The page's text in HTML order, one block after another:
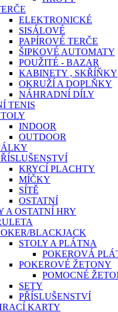
ELEKTRONICKÉ
SISÁLOVÉ
PAPÍROVÉ TERČE
ŠIPKOVÉ AUTOMATY
POUŽITÉ - BAZAR
KABINETY , SKŘÍŇKY
OKRUŽÍ A DOPLŇKY
NÁHRADNÍ DÍLY
TENIS
INDOOR
OUTDOOR
KRYCÍ PLACHTY
MÍČKY
SÍTĚ
OSTATNÍ
A OSTATNÍ HRY
BLACKJACK
STOLY A PLÁTNA
POKEROVÁ
POKEROVÉ ŽETONY
POMOCNÉ
SETY
PŘÍSLUŠENSTVÍ
KARTY